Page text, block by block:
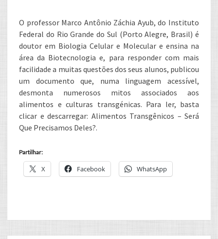
O professor Marco Antônio Záchia Ayub, do Instituto
Federal do Rio Grande do Sul (Porto Alegre, Brasil) é
doutor em Biologia Celular e Molecular e ensina na
área da Biotecnologia e, para responder com mais
facilidade a muitas questões dos seus alunos, publicou
um documento que, numa linguagem acessível,
desmonta numerosos mitos associados aos
alimentos e culturas transgénicas. Para ler, basta
clicar e descarregar: Alimentos Transgênicos – Será
Que Precisamos Deles?.
Partilhar:
X Facebook WhatsApp